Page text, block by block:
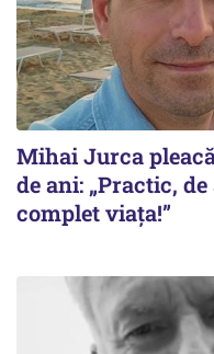
Mihai Jurca
de ani: „Practic,
complet viața!”